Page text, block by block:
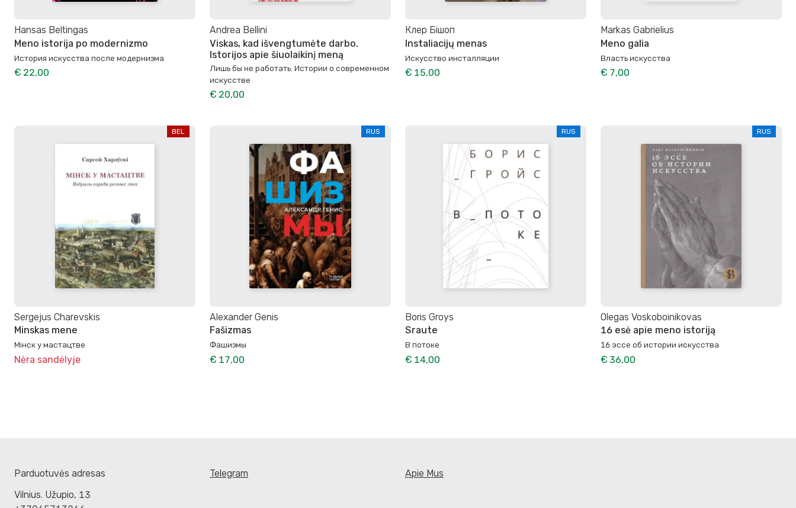
Hansas Beltingas
Meno istorija po modernizmo
История искусства после модернизма
€ 22,00
Andrea Bellini
Viskas, kad išvengtumėte darbo.
Istorijos apie šiuolaikinį meną
Лишь бы не работать. Истории о современном
искусстве
€ 20,00
Клер Бішоп
Instaliacijų menas
Искусство инсталляции
€ 15,00
Markas Gabrielius
Meno galia
Власть искусства
€ 7,00
BEL
Sergejus Charevskis
Minskas mene
Мінск у мастацтве
Nėra sandėlyje
RUS
Alexander Genis
Fašizmas
Фашизмы
€ 17,00
RUS
Boris Groys
Sraute
В потоке
€ 14,00
RUS
Olegas Voskoboinikovas
16 esė apie meno istoriją
16 эссе об истории искусства
€ 36,00
Parduotuvės adresas
Vilnius. Užupio, 13
Telegram Apie Mus